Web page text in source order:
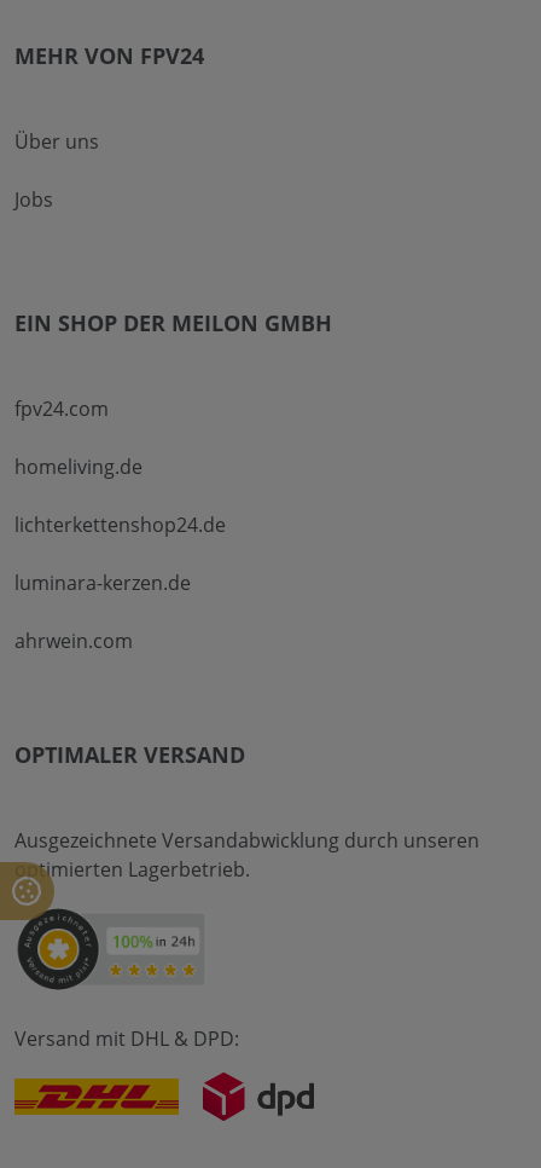
MEHR VON FPV24
Über uns
Jobs
EIN SHOP DER MEILON GMBH
fpv24.com
homeliving.de
lichterkettenshop24.de
luminara-kerzen.de
ahrwein.com
OPTIMALER VERSAND
Ausgezeichnete Versandabwicklung durch unseren
optimierten Lagerbetrieb.
Versand mit DHL & DPD: